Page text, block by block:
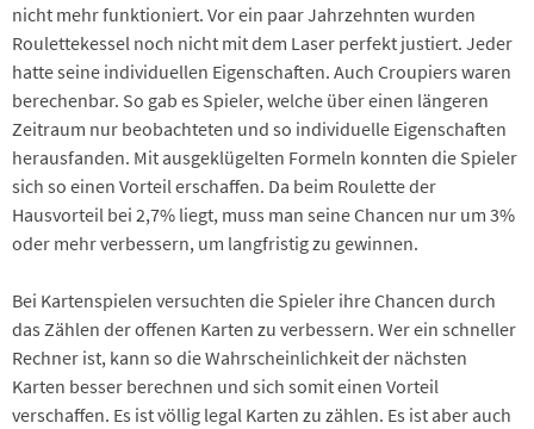
nicht mehr funktioniert. Vor ein paar Jahrzehnten wurden
Roulettekessel noch nicht mit dem Laser perfekt justiert. Jeder
hatte seine individuellen Eigenschaften. Auch Croupiers waren
berechenbar. So gab es Spieler, welche über einen längeren
Zeitraum nur beobachteten und so individuelle Eigenschaften
herausfanden. Mit ausgeklügelten Formeln konnten die Spieler
sich so einen Vorteil erschaffen. Da beim Roulette der
Hausvorteil bei 2,7% liegt, muss man seine Chancen nur um 3%
oder mehr verbessern, um langfristig zu gewinnen.
Bei Kartenspielen versuchten die Spieler ihre Chancen durch
das Zählen der offenen Karten zu verbessern. Wer ein schneller
Rechner ist, kann so die Wahrscheinlichkeit der nächsten
Karten besser berechnen und sich somit einen Vorteil
verschaffen. Es ist völlig legal Karten zu zählen. Es ist aber auch